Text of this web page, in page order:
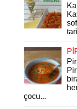
çocu...